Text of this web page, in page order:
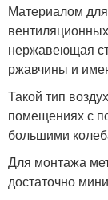
Материалом
нержавеющая
ржавчины и
Такой тип
помещениях с
большими
Для монтажа
достаточно